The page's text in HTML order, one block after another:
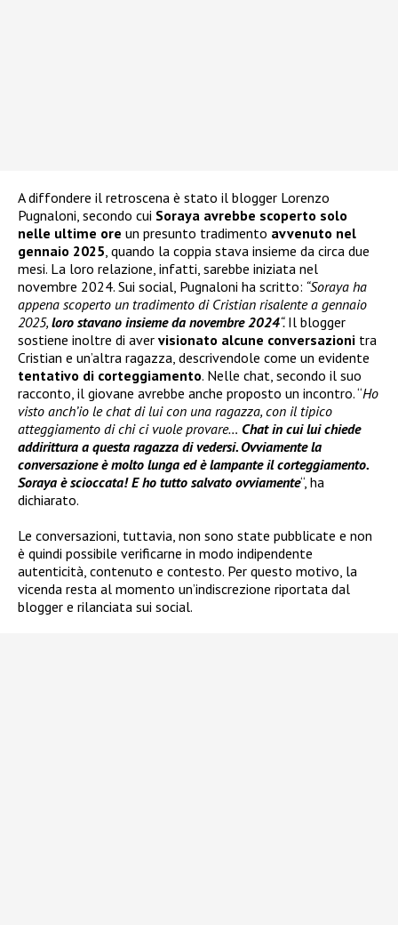
A diffondere il retroscena è stato il blogger Lorenzo
Pugnaloni, secondo cui Soraya avrebbe scoperto solo
nelle ultime ore un presunto tradimento avvenuto nel
gennaio 2025, quando la coppia stava insieme da circa due
mesi. La loro relazione, infatti, sarebbe iniziata nel
novembre 2024. Sui social, Pugnaloni ha scritto: “Soraya ha
appena scoperto un tradimento di Cristian risalente a gennaio
2025, loro stavano insieme da novembre 2024“. Il blogger
sostiene inoltre di aver visionato alcune conversazioni tra
Cristian e un’altra ragazza, descrivendole come un evidente
tentativo di corteggiamento. Nelle chat, secondo il suo
racconto, il giovane avrebbe anche proposto un incontro. “Ho
visto anch’io le chat di lui con una ragazza, con il tipico
atteggiamento di chi ci vuole provare… Chat in cui lui chiede
addirittura a questa ragazza di vedersi. Ovviamente la
conversazione è molto lunga ed è lampante il corteggiamento.
Soraya è scioccata! E ho tutto salvato ovviamente“, ha
dichiarato.
Le conversazioni, tuttavia, non sono state pubblicate e non
è quindi possibile verificarne in modo indipendente
autenticità, contenuto e contesto. Per questo motivo, la
vicenda resta al momento un’indiscrezione riportata dal
blogger e rilanciata sui social.